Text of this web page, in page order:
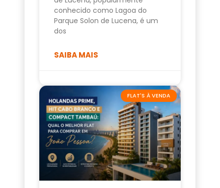
conhecido como Lagoa do
Parque Solon de Lucena, é um
dos
SAIBA MAIS
FLAT'S À VENDA